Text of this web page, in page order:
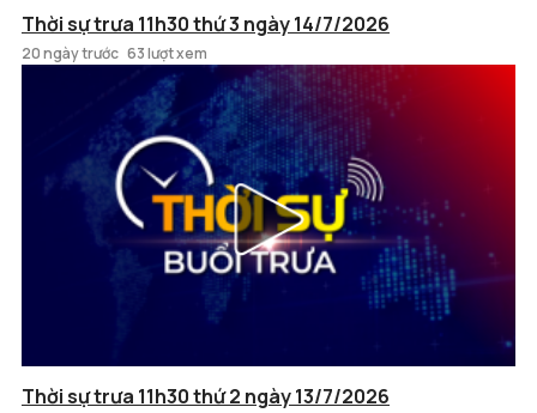
Thời sự trưa 11h30 thứ 3 ngày 14/7/2026
20 ngày trước 63 lượt xem
Thời sự trưa 11h30 thứ 2 ngày 13/7/2026